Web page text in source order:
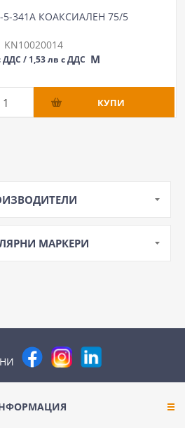
5-341А КОАКСИАЛЕН 75/5
KN10020014
ДДС / 1,53 лв с ДДС М
МАРКЕРИ